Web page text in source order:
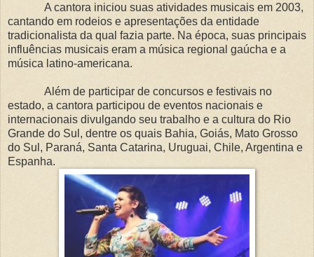
A cantora iniciou suas atividades musicais em 2003,
cantando em rodeios e apresentações da entidade
tradicionalista da qual fazia parte. Na época, suas principais
influências musicais eram a música regional gaúcha e a
música latino-americana.
Além de participar de concursos e festivais no
estado, a cantora participou de eventos nacionais e
internacionais divulgando seu trabalho e a cultura do Rio
Grande do Sul, dentre os quais Bahia, Goiás, Mato Grosso
do Sul, Paraná, Santa Catarina, Uruguai, Chile, Argentina e
Espanha.